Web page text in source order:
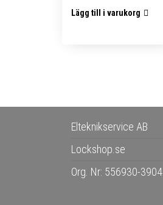
Lägg till i varukorg
Elteknikservice AB
Lockshop.se
Org. Nr: 556930-3904